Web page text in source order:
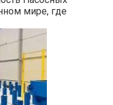
мире, где